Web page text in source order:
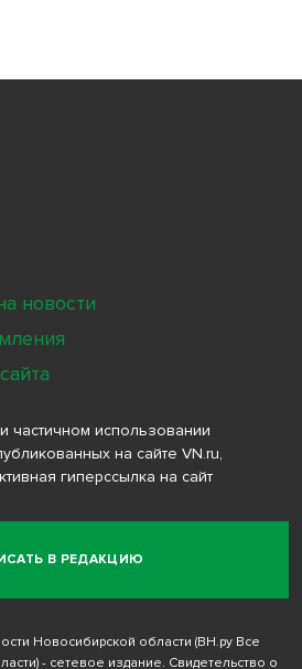
В РЕДАКЦИЮ
частичном использовании
на сайте VN.ru,
гиперссылка на сайт
Новосибирской области (ВН.ру Все
- сетевое издание. Свидетельство о
новости